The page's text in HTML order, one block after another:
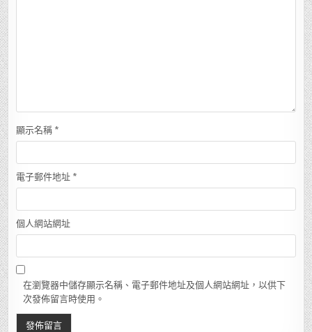
顯示名稱 *
電子郵件地址 *
個人網站網址
在瀏覽器中儲存顯示名稱、電子郵件地址及個人網站網址，以供下
次發佈留言時使用。